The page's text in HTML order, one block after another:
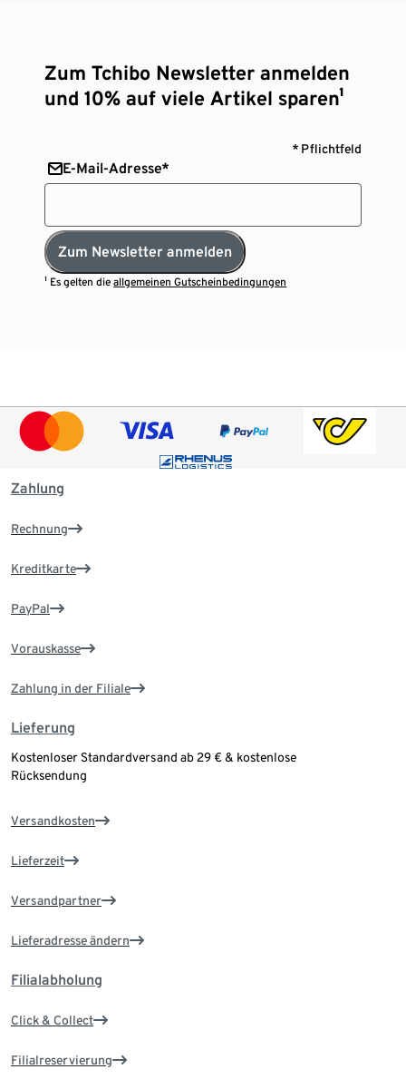
Zum Tchibo Newsletter anmelden
und 10% auf viele Artikel sparen¹
* Pflichtfeld
E-Mail-Adresse*
Zum Newsletter anmelden
¹ Es gelten dieallgemeinen Gutscheinbedingungen
Zahlung
Rechnung
Kreditkarte
PayPal
Vorauskasse
Zahlung in der Filiale
Lieferung
Kostenloser Standardversand ab 29 € & kostenlose
Rücksendung
Versandkosten
Lieferzeit
Versandpartner
Lieferadresse ändern
Filialabholung
Click & Collect
Filialreservierung